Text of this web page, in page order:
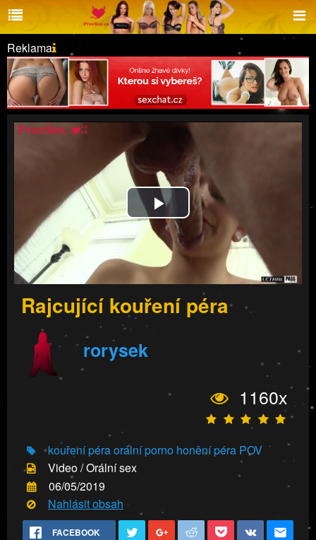
Reklama
Play
Video
Rajcující kouření péra
rorysek
1160x
kouření péraorální porno honění péra POV
Video / Orální sex
06/05/2019
Nahlásit obsah
FACEBOOK